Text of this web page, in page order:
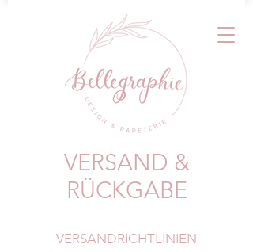
VERSAND &
RÜCKGABE
VERSANDRICHTLINIEN